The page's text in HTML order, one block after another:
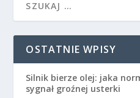
OSTATNIE WPISY
Silnik bierze olej: jaka
sygnał groźnej usterki